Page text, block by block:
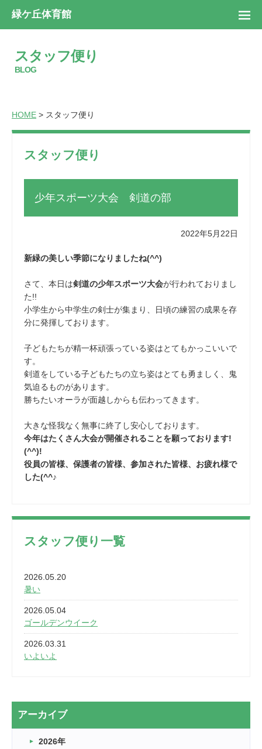
緑ケ丘体育館
スタッフ便り
BLOG
HOME > スタッフ便り
スタッフ便り
少年スポーツ大会 剣道の部
2022年5月22日
新緑の美しい季節になりましたね(^^)
さて、本日は剣道の少年スポーツ大会が行われておりまし
た!!
小学生から中学生の剣士が集まり、日頃の練習の成果を存
分に発揮しております。
子どもたちが精一杯頑張っている姿はとてもかっこいいで
す。
剣道をしている子どもたちの立ち姿はとても勇ましく、鬼
気迫るものがあります。
勝ちたいオーラが面越しからも伝わってきます。
大きな怪我なく無事に終了し安心しております。
今年はたくさん大会が開催されることを願っております!
(^^)!
役員の皆様、保護者の皆様、参加された皆様、お疲れ様で
した(^^♪
スタッフ便り一覧
2026.05.20
暑い
2026.05.04
ゴールデンウイーク
2026.03.31
いよいよ
2026.03.20
なぎなた
2026.03.16
アーカイブ
2026年